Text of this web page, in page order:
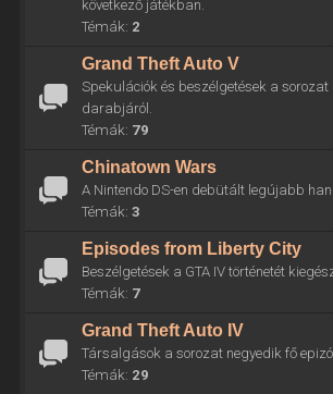
következő játékban.
Témák: 2
Grand Theft Auto V
Spekulációk és beszélgetések a
darabjáról.
Témák: 79
Chinatown Wars
A Nintendo DS-en debütált legújabb
Témák: 3
Episodes from Liberty City
Beszélgetések a GTA IV történetét
Témák: 7
Grand Theft Auto IV
Társalgások a sorozat negyedik fő
Témák: 29